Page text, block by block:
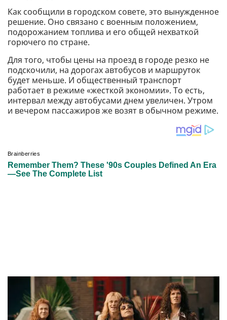
Как сообщили в городском совете, это вынужденное
решение. Оно связано с военным положением,
подорожанием топлива и его общей нехваткой
горючего по стране.
Для того, чтобы цены на проезд в городе резко не
подскочили, на дорогах автобусов и маршруток
будет меньше. И общественный транспорт
работает в режиме «жесткой экономии». То есть,
интервал между автобусами днем увеличен. Утром
и вечером пассажиров же возят в обычном режиме.